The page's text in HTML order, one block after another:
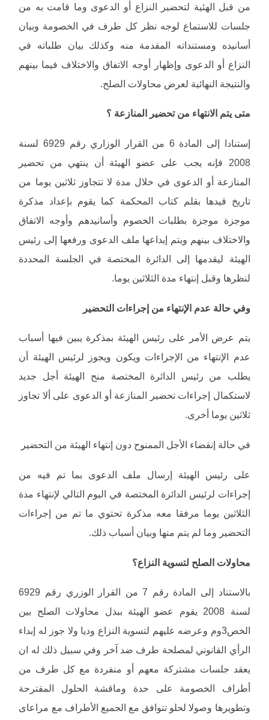
من قبل الهئية لتحضير النزاع أو الدعوى وما قامت به من
جلسات للاستماع لوجه نظر كل طرف في الخصومة وبيان
أسانيده ومستنداته المقدمة منه وكذلك بيان طلباته في
النزاع أو الدعوى وإظهار أوجه الاتفاق والاختلاف فيما بينهم
والنتيجة النهائية لعرض محاولات الصلح.
متى يتم الانتهاء من تحضير المنازعة ؟
إستنادا إلى المادة 6 من القرار الوزاري رقم 6929 لسنة
2008 فإنه يجب على عضو الهيئة أن ينتهي من تحضير
المنازعة أو الدعوى في خلال مدة لا تتجاوز ثلاثين يوما من
تاريخ قيدها بقلم كتاب المحكمة كما يقوم بإعداد مذكرة
موجزة موجزة بطلبات الخصوم وأسانيدهم وأوجه الاتفاق
والاختلاف بينهم ويتم إيداعها ملف الدعوى ورفعها إلى رئيس
الهيئة ليقدمها إلى الدائرة المختصة في الجلسة المحددة
لنظرها وقبل إنتهاء مدة الثلاثين يوما.
وفي حالة عدم الإنتهاء من إجراءات التحضير
يتم عرض الأمر على رئيس الهيئة بمذكرة يبين فيها أسباب
عدم الإنتهاء من الإجراءات ويكون ويجوز لرئيس الهيئة أن
يطلب من رئيس الدائرة المختصة منح الهيئة أجل جديد
لاستكمال إجراءات تحضير المنازعة أو الدعوى على ألا تجاوز
ثلاثين يوما أخرى.
في حالة إنقضاء الأجل الممنوح دون إنتهاء الهيئة من التحضير
على رئيس الهيئة إرسال ملف الدعوى بما تم فيه من
إجراءات لرئيس الدائرة المختصة في اليوم التالي لإنتهاء مدة
الثلاثين يوما مرفقا معه مذكرة تحتوي ما تم من إجراءات
التحضير وما لم يتم منها وبيان أسباب ذلك.
محاولات الصلح لتسوية النزاع؟
بالاستناد إلى المادة رقم 7 من القرار الوزري رقم 6929
لسنة 2008 يقوم عضو الهيئة ببذل محاولات الصلح بين
الخص3وم وعرضه عليهم لتسوية النزاع وديا ولا جوز له إبداء
الرأي القانوني لمصلحة طرف ضد آخر وفي سبيل ذلك له ان
يعقد جلسات مشتركة معهم أو منفردة مع كل طرف من
أطراف الخصومة على حدة وماقشة الحلول المقترحة
وتطويرها وصولا لحلو تتوافق مع الجميع الأطراف مع مراعاى